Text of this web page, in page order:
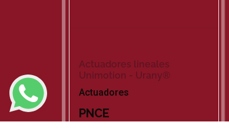
Actuadores lineales
Unimotion - Urany®
Actuadores
PNCE